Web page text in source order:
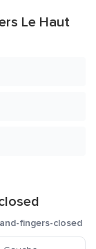
Le Haut
fingers-closed